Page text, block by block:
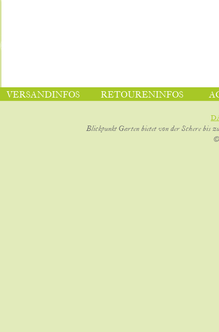
VERSANDINFOS RETOURENINFOS
Blickpunkt Garten bietet von der Schere bis